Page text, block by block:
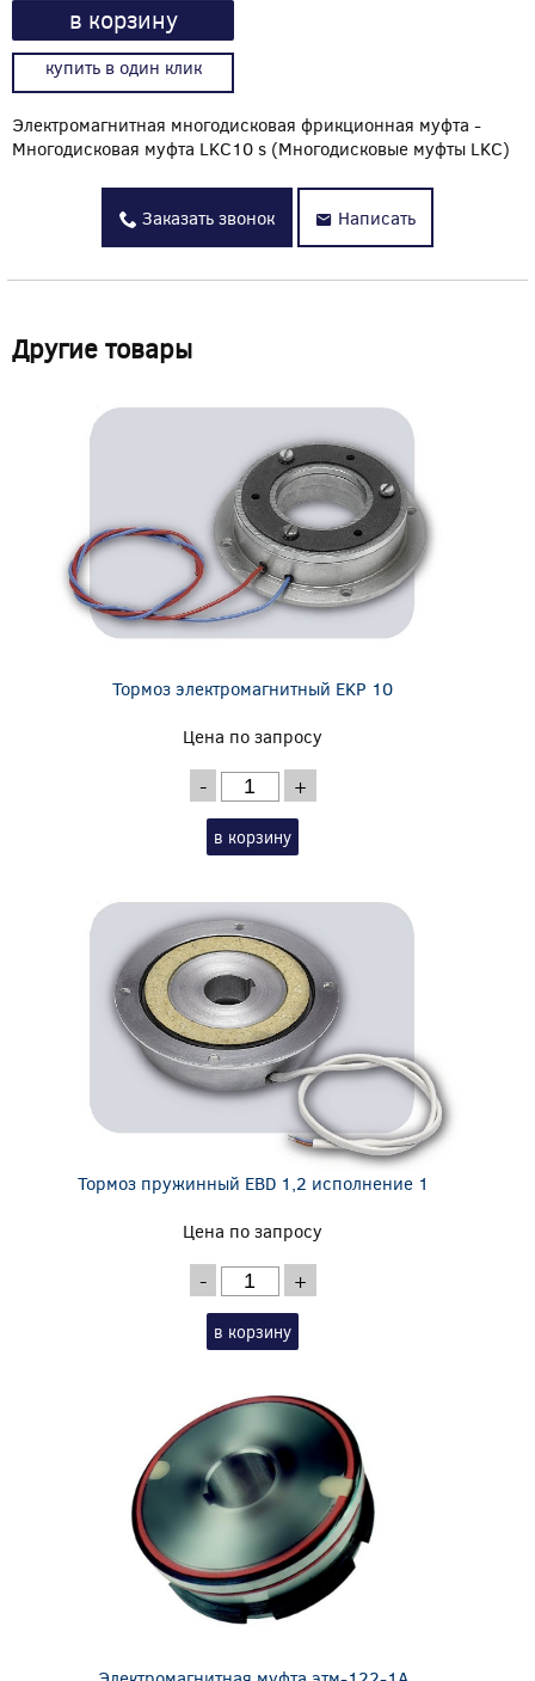
в корзину
купить в один клик
Электромагнитная многодисковая фрикционная муфта -
Многодисковая муфта LKC10 s (Многодисковые муфты LKC)
Заказать звонок Написать
Другие товары
Тормоз электромагнитный EKP 10
Цена по запросу
- +
в корзину
Тормоз пружинный EBD 1,2 исполнение 1
Цена по запросу
- +
в корзину